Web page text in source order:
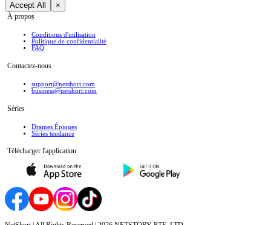
Accept All ×
À propos
Conditions d'utilisation
Politique de confidentialité
FAQ
Contactez-nous
support@netshort.com
business@netshort.com
Séries
Drames Épiques
Séries tendance
Télécharger l'application